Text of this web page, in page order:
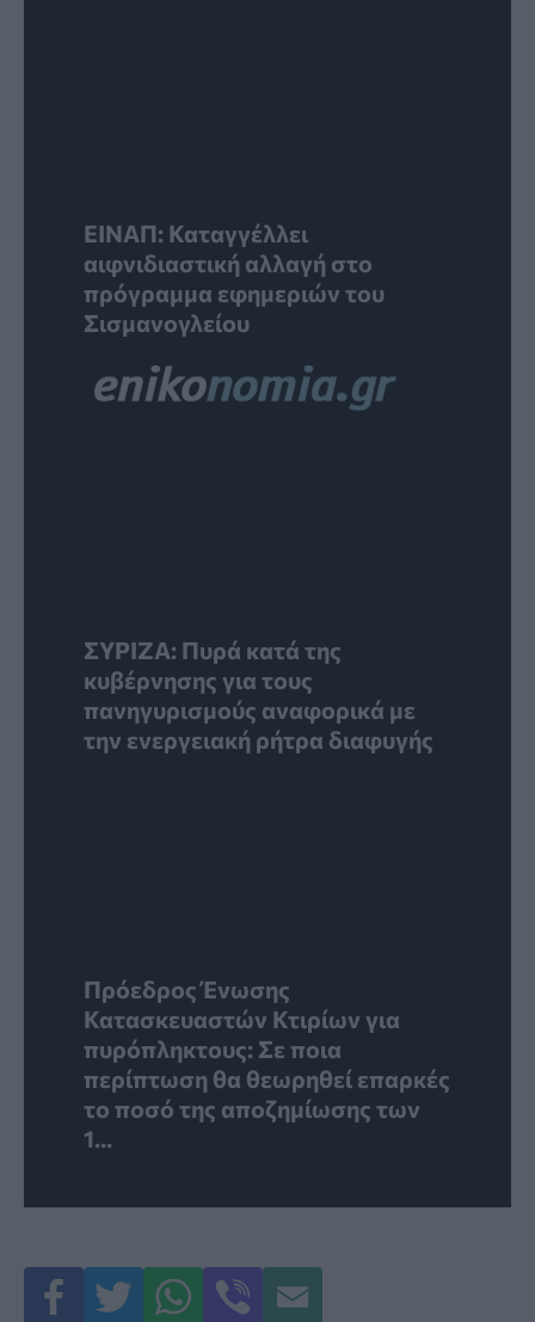
ΕΙΝΑΠ: Καταγγέλλει
αιφνιδιαστική αλλαγή στο
πρόγραμμα εφημεριών του
Σισμανογλείου
ΣΥΡΙΖΑ: Πυρά κατά της
κυβέρνησης για τους
πανηγυρισμούς αναφορικά με
την ενεργειακή ρήτρα διαφυγής
Πρόεδρος Ένωσης
Κατασκευαστών Κτιρίων για
πυρόπληκτους: Σε ποια
περίπτωση θα θεωρηθεί επαρκές
το ποσό της αποζημίωσης των
1...